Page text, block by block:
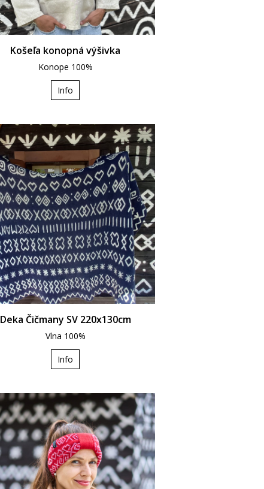
Košeľa konopná výšivka
Konope 100%
Info
Deka Čičmany SV 220x130cm
Vlna 100%
Info